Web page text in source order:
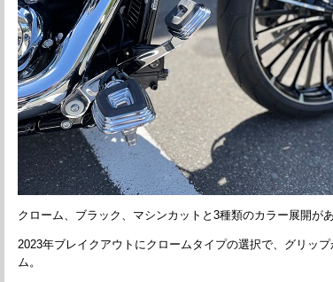
クローム、ブラック、マシンカットと3種類のカラー展開が
2023年ブレイクアウトにクロームタイプの選択で、グリッ
ム。